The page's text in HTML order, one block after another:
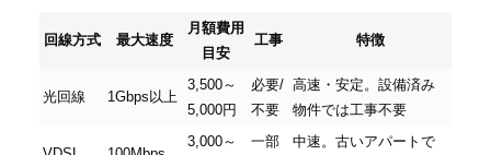
回線方式 最大速度
月額費用
目安
工事 特徴
光回線 1Gbps以上
3,500～
5,000円
必要/
不要
高速・安定。設備済み
物件では工事不要
3,000～
一部
中速。古いアパートで